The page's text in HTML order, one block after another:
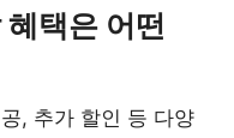
택은 어떤
, 추가 할인 등 다양